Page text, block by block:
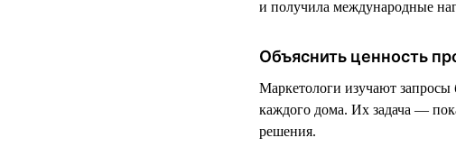
и получила международные
Объяснить ценность
Маркетологи изучают
каждого дома. Их задача —
решения.